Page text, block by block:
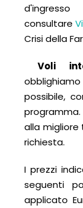
consultare
Crisi della
Voli
possibile,
alla
richiesta.
I prezzi
seguenti
applicato